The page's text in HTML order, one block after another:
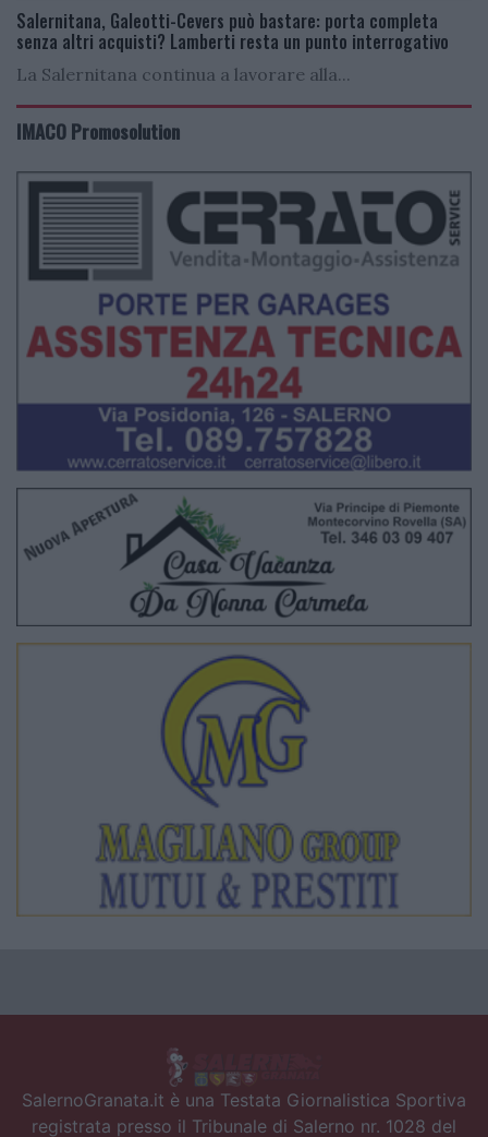
Salernitana, Galeotti-Cevers può bastare: porta completa
senza altri acquisti? Lamberti resta un punto interrogativo
La Salernitana continua a lavorare alla...
IMACO Promosolution
SalernoGranata.it è una Testata Giornalistica Sportiva
registrata presso il Tribunale di Salerno nr. 1028 del